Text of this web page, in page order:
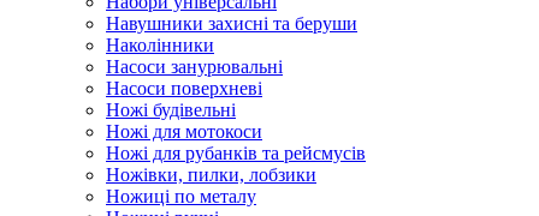
Навушники захисні та беруши
Наколінники
Насоси занурювальні
Насоси поверхневі
Ножі будівельні
Ножі для мотокоси
Ножі для рубанків та рейсмусів
Ножівки, пилки, лобзики
Ножиці по металу